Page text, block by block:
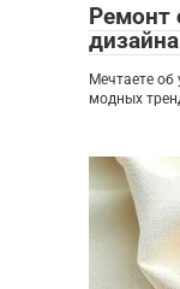
Ремонт
Мечтаете
модных